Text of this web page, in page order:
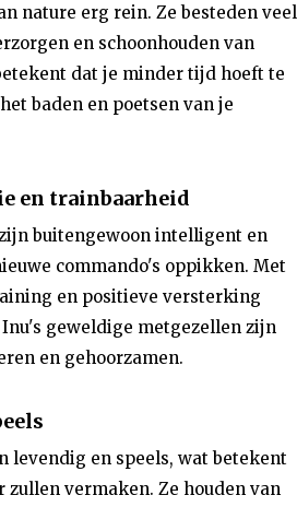
nature erg rein. Ze besteden veel
en schoonhouden van
dat je minder tijd hoeft te
baden en poetsen van je
en trainbaarheid
buitengewoon intelligent en
commando's oppikken. Met
en positieve versterking
geweldige metgezellen zijn
en gehoorzamen.
levendig en speels, wat betekent
zullen vermaken. Ze houden van